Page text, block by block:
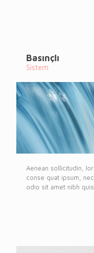
Basınçlı
Sistem
Aenean sollicitudin,
conse quat ipsum,
odio sit amet nibh